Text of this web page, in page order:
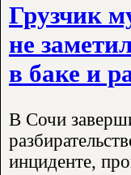
Грузчик
не
в баке и
В Сочи
инциденте,